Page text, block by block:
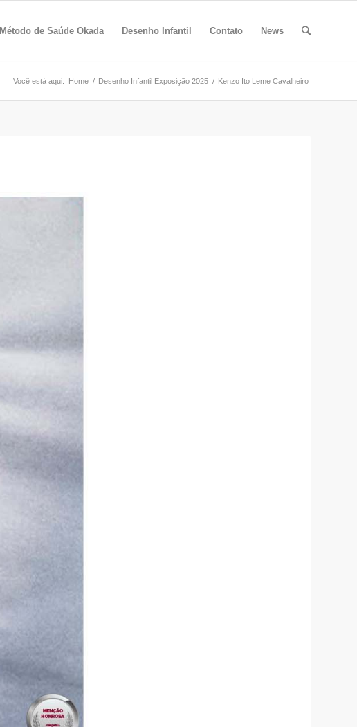
Método de Saúde Okada Desenho Infantil Contato News
Você está aqui: Home / Desenho Infantil Exposição 2025 / Kenzo Ito Leme Cavalheiro